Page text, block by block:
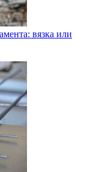
вязка или